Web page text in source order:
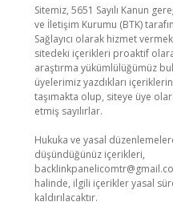
Sitemiz, 5651 Sayılı Kanun
ve İletişim Kurumu (BTK)
Sağlayıcı olarak hizmet
sitedeki içerikleri proaktif
araştırma yükümlülüğümüz
üyelerimiz yazdıkları
taşımakta olup, siteye üye
etmiş sayılırlar.
Hukuka ve yasal
düşündüğünüz içerikleri,
halinde, ilgili içerikler yasal
kaldırılacaktır.